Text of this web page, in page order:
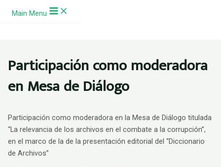
Ir al contenido
Main Menu
Participación como moderadora
en Mesa de Diálogo
Participación como moderadora en la Mesa de Diálogo titulada
“La relevancia de los archivos en el combate a la corrupción”,
en el marco de la de la presentación editorial del “Diccionario
de Archivos”